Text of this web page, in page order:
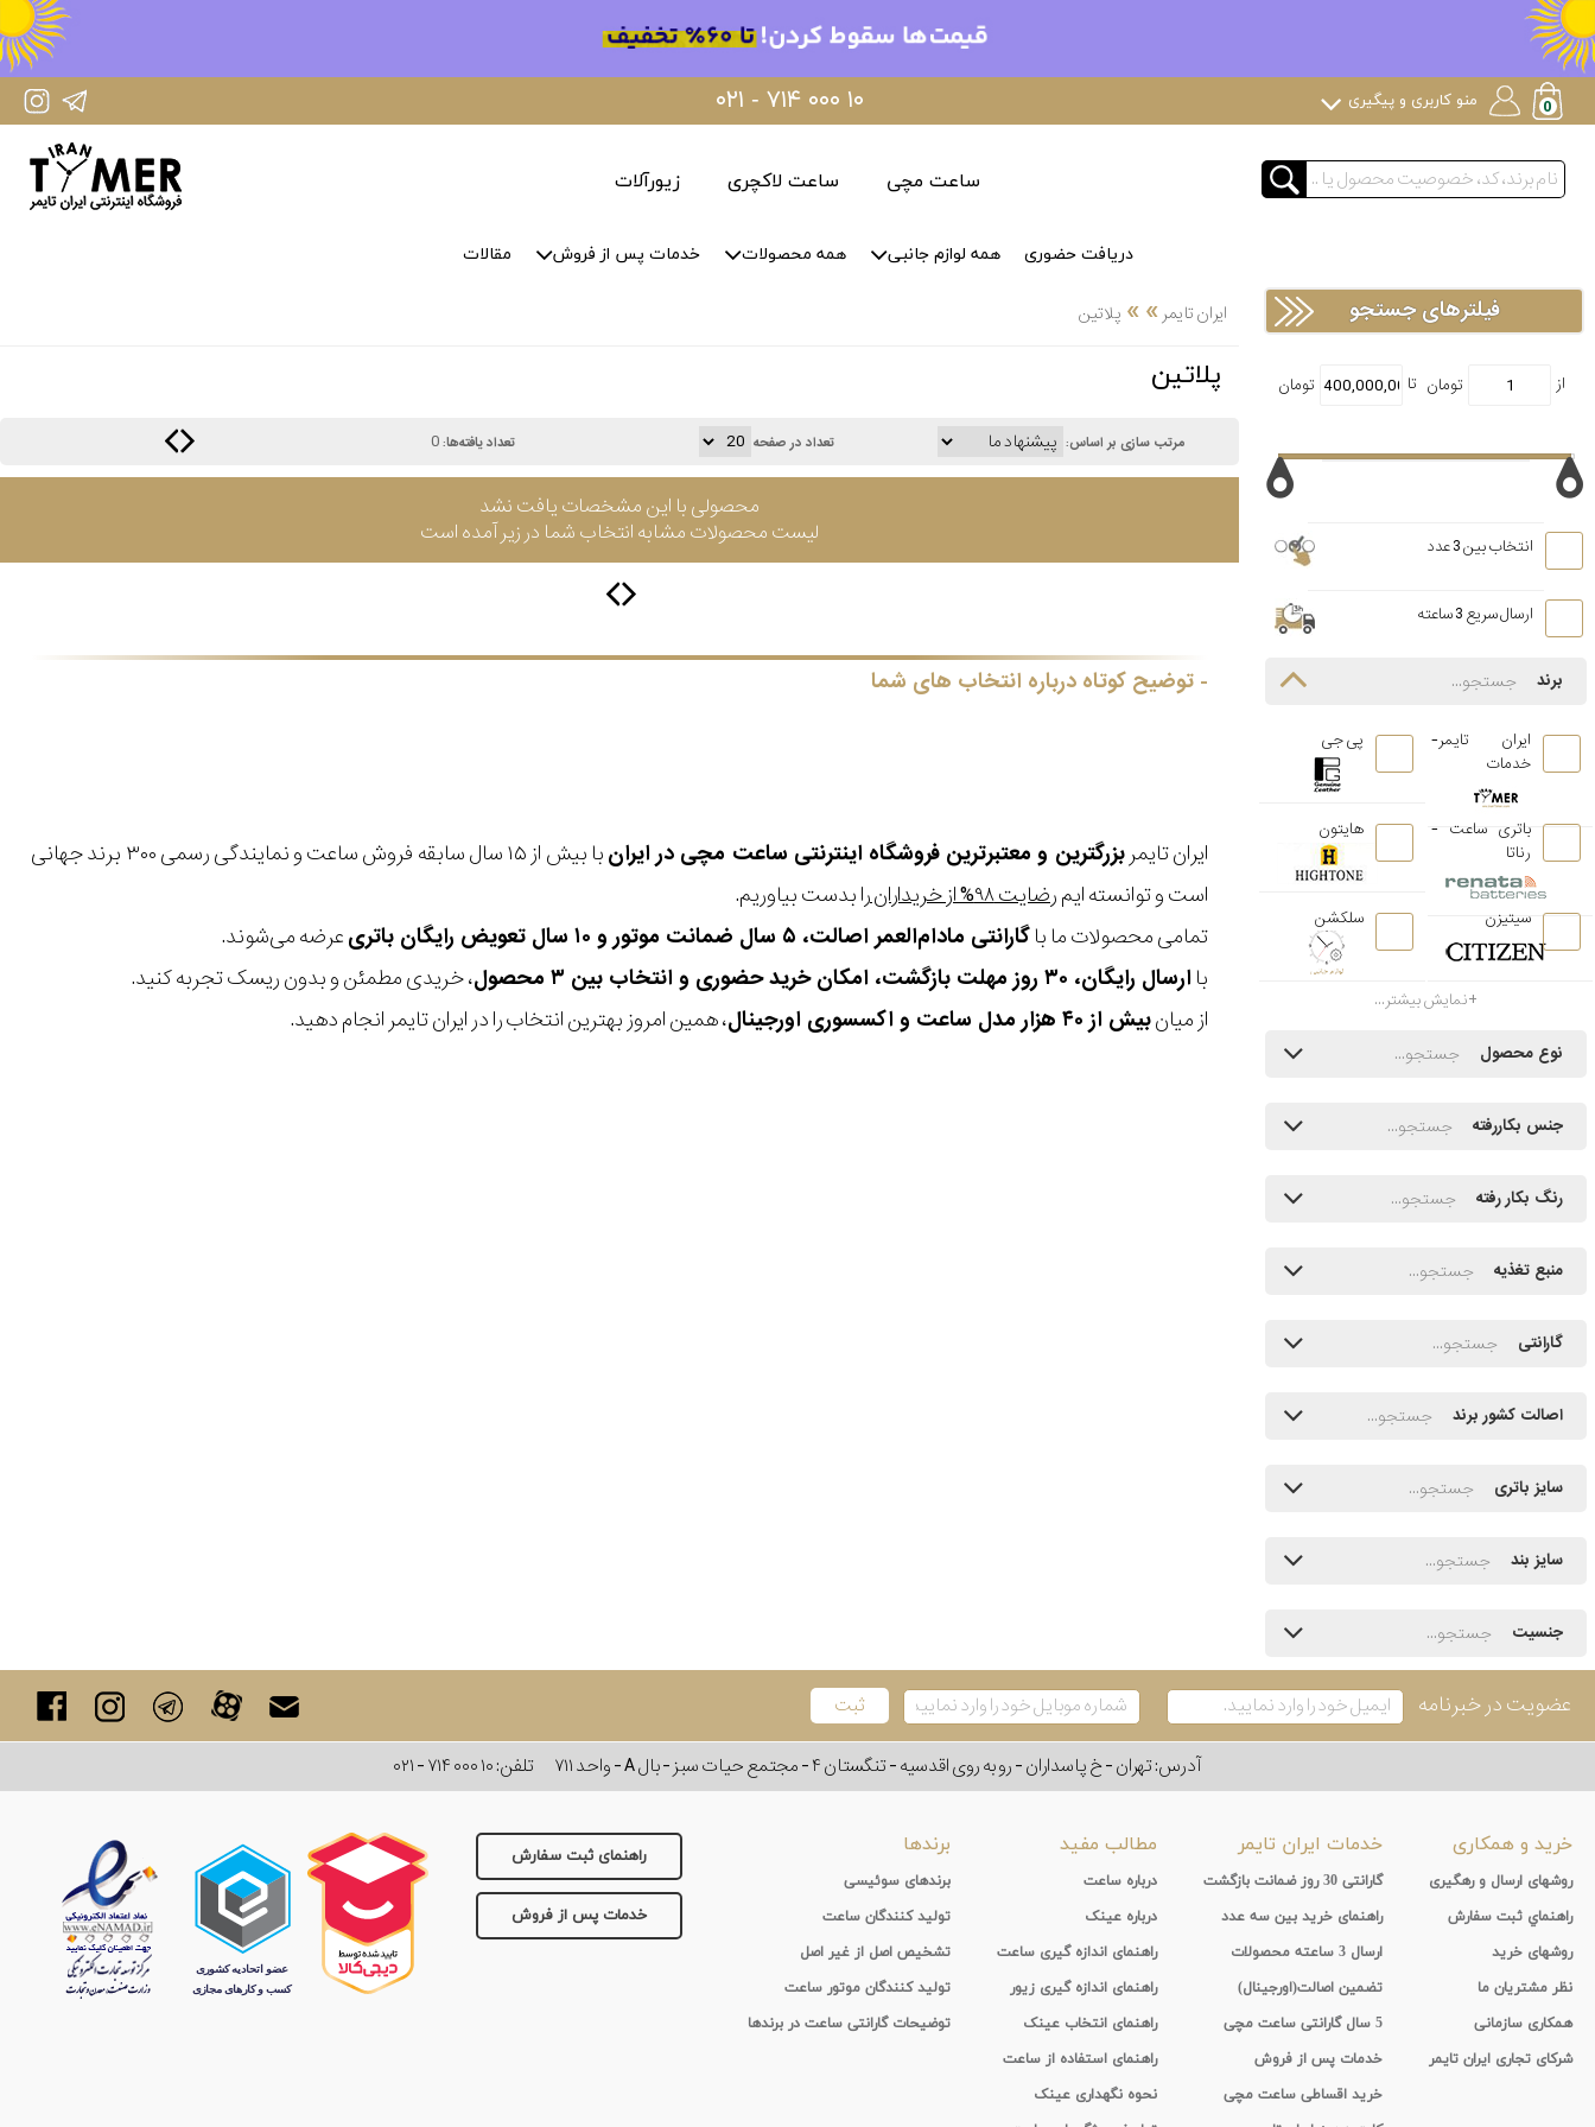
IranTimer Instagram Page ۰۲۱ - ۷۱۴ ۰۰۰ ۱۰ منو کاربری و پیگیری
ساعت مچی ساعت لاکچری زیورآلات
دریافت حضوری همه لوازم جانبی همه محصولات خدمات پس از فروش مقالات
ایران تایمر »
» پلاتین
پلاتین
مرتب سازی بر اساس: تعداد در صفحه تعداد یافته‌ها:0
محصولی با این مشخصات یافت نشد
لیست محصولات مشابه انتخاب شما در زیر آمده است
توضیح کوتاه درباره انتخاب های شما
ایران تایمربزرگترین و معتبرترین فروشگاه اینترنتی ساعت مچی در ایران
با بیش از ۱۵ سال سابقه فروش ساعت و نمایندگی رسمی ۳۰۰ برند جهانی
است و توانسته ایمرضایت ۹۸% از خریداران
را بدست بیاوریم.
تمامی محصولات ما باگارانتی مادام‌العمر اصالت، ۵ سال ضمانت موتور و ۱۰ سال تعویض رایگان باتری
عرضه می‌شوند.
باارسال رایگان، ۳۰ روز مهلت بازگشت، امکان خرید حضوری و انتخاب بین ۳ محصول
، خریدی مطمئن و بدون ریسک تجربه کنید.
از میانبیش از ۴۰ هزار مدل ساعت و اکسسوری اورجینال ، همین امروز بهترین انتخاب را در ایران تایمر انجام دهید.
فیلترهای جستجو
انتخاب بین 3 عدد
ارسال سریع 3 ساعته
برند
ایران تایمر-
خدمات
پی جی
باتری ساعت -
رناتا
هایتون
سیتیزن سلکشن
نمایش بیشتر...
نوع محصول
جنس بکاررفته
رنگ بکار رفته
منبع تغذیه
گارانتی
اصالت کشور برند
سایز باتری
سایز بند
جنسیت
عضویت در خبرنامه
آدرس: تهران - خ پاسداران - رو به روی اقدسیه - تنگستان ۴ - مجتمع حیات سبز - بال A - واحد ۷۱۱ تلفن:۰۲۱ - ۷۱۴ ۰۰۰ ۱۰
راهنمای ثبت سفارش
خدمات پس از فروش
خرید و همکاری
روشهای ارسال و رهگیری
راهنماي ثبت سفارش
روشهای خرید
نظر مشتریان ما
همکاری سازمانی
شرکای تجاری ایران تایمر
خدمات ایران تایمر
گارانتی 30 روز ضمانت بازگشت
راهنمای خرید بین سه عدد
ارسال 3 ساعته محصولات
تضمین اصالت(اورجینال)
5 سال گارانتی ساعت مچی
خدمات پس از فروش
خرید اقساطی ساعت مچی
مطالب مفید
درباره ساعت
درباره عینک
راهنمای اندازه گیری ساعت
راهنمای اندازه گیری زیور
راهنمای انتخاب عینک
راهنمای استفاده از ساعت
نحوه نگهداری عینک
برندها
برندهای سوئیسی
تولید کنندگان ساعت
تشخیص اصل از غیر اصل
تولید کنندگان موتور ساعت
توضیحات گارانتی ساعت در برندها